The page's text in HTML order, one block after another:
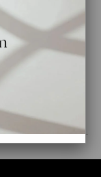
de kargo firmaları
olarak gönderilir.